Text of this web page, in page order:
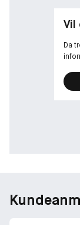
Doftfamilj: Floral
Toppnoter:
Hjärtnoter: Lilja,
Vil
Da